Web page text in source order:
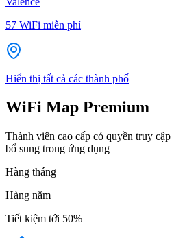
57 WiFi miễn phí
Hiển thị tất cả các thành phố
WiFi Map Premium
Thành viên cao cấp có quyền truy
bổ sung trong ứng dụng
Hàng tháng
Hàng năm
Tiết kiệm tới 50%